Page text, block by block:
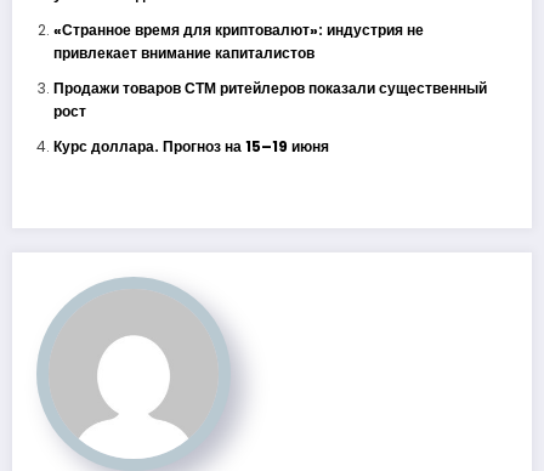
«Странное время для криптовалют»: индустрия не
привлекает внимание капиталистов
Продажи товаров СТМ ритейлеров показали существенный
рост
Курс доллара. Прогноз на 15–19 июня